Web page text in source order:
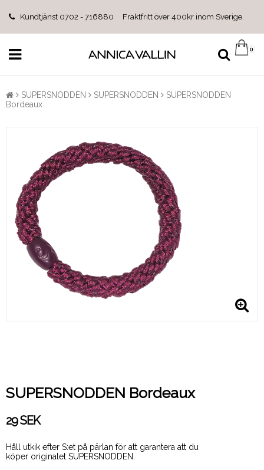
Kundtjänst 0702 - 716880 Fraktfritt över 400kr inom Sverige.
0
SUPERSNODDEN SUPERSNODDEN
SUPERSNODDEN
Bordeaux
SUPERSNODDEN Bordeaux
29 SEK
Håll utkik efter S:et på pärlan för att garantera att du
köper originalet SUPERSNODDEN.